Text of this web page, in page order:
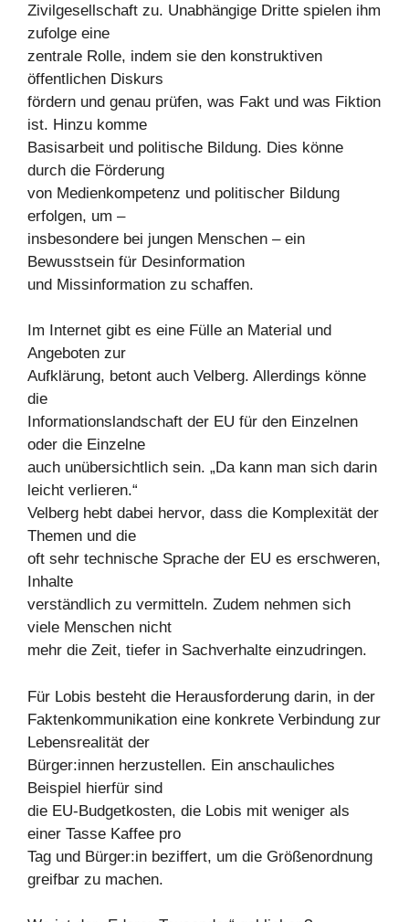
Zivilgesellschaft zu. Unabhängige Dritte spielen ihm
zufolge eine
zentrale Rolle, indem sie den konstruktiven
öffentlichen Diskurs
fördern und genau prüfen, was Fakt und was Fiktion
ist. Hinzu komme
Basisarbeit und politische Bildung. Dies könne
durch die Förderung
von Medienkompetenz und politischer Bildung
erfolgen, um –
insbesondere bei jungen Menschen – ein
Bewusstsein für Desinformation
und Missinformation zu schaffen.
Im Internet gibt es eine Fülle an Material und
Angeboten zur
Aufklärung, betont auch Velberg. Allerdings könne
die
Informationslandschaft der EU für den Einzelnen
oder die Einzelne
auch unübersichtlich sein. „Da kann man sich darin
leicht verlieren.“
Velberg hebt dabei hervor, dass die Komplexität der
Themen und die
oft sehr technische Sprache der EU es erschweren,
Inhalte
verständlich zu vermitteln. Zudem nehmen sich
viele Menschen nicht
mehr die Zeit, tiefer in Sachverhalte einzudringen.
Für Lobis besteht die Herausforderung darin, in der
Faktenkommunikation eine konkrete Verbindung zur
Lebensrealität der
Bürger:innen herzustellen. Ein anschauliches
Beispiel hierfür sind
die EU-Budgetkosten, die Lobis mit weniger als
einer Tasse Kaffee pro
Tag und Bürger:in beziffert, um die Größenordnung
greifbar zu machen.